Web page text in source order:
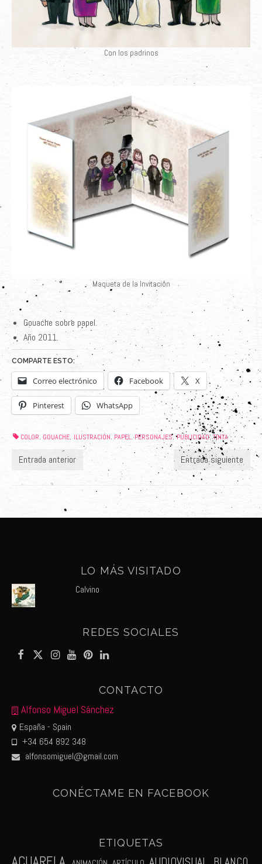
Con los padrinos
Maqueta de la Invitación
Gouache sobre papel.
Año 2011.
COMPARTE ESTO:
Correo electrónico Facebook X
Pinterest WhatsApp
COLOR, GOUACHE, ILUSTRACIÓN, PAPEL, PERSONAJES, PUBLICIDAD,TINTA
Entrada anterior Entrada siguiente
LO MÁS VISITADO
Calvino
REDES SOCIALES
CONTACTO
Alfonso Miguel Sánchez
España - Spain
+34 654 892 348
alfonsomiguel@gmail.com
CONÉCTAME EN FACEBOOK
ETIQUETAS